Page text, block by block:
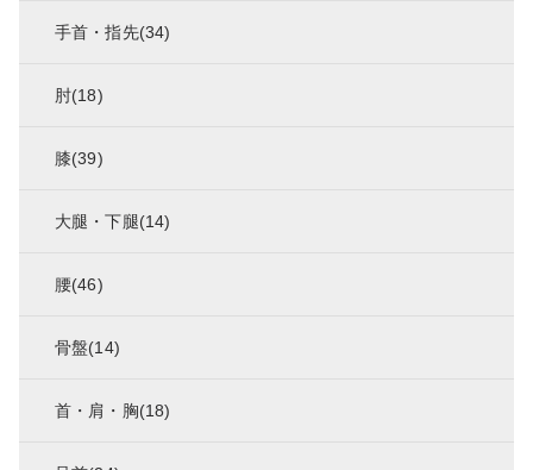
手首・指先(34)
肘(18)
膝(39)
大腿・下腿(14)
腰(46)
骨盤(14)
首・肩・胸(18)